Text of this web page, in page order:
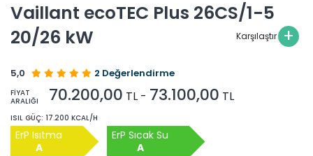
Vaillant ecoTEC Plus 26CS/1-5
20/26 kW
Karşılaştır +
5,0 2 Değerlendirme
FIYAT
ARALIĞI
70.200,00 TL - 73.100,00 TL
ISIL GÜÇ: 17.200 KCAL/H
ErP Isıtma
A
ErP Sıcak Su
A